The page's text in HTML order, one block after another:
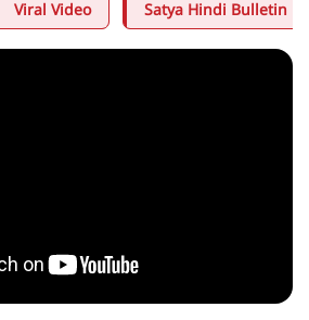
Viral Video Satya Hindi Bulletin